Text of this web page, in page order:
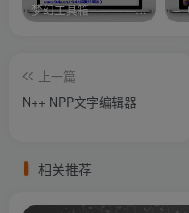
梦幻工具箱————-免费
上一篇
N++ NPP文字编辑器
相关推荐